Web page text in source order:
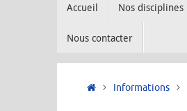
Accueil Nos disciplines
Nous contacter
Informations